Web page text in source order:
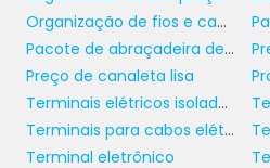
fabricação dos
são projetados
resistência à
extremas e impactos
Além disso,
Organização de fios e cabos
Pacote de abraçadeira de nylon
Preço de canaleta lisa
Terminais elétricos isolados
Terminais para cabos elétricos
Terminal eletrônico